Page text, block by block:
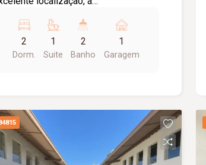
Getúlio Vargas. O imóvel conta
portão e porteiro eletrônicos,
eletrônica, 01 vaga de
de 02 lugares, mesa de jantar
vidro com 04 cadeiras, rack e TV,
de circulação para 02 quartos,
01 com cama de solteiro e 01
2
Dorm.
1
Suite
2
Banho
1
Garagem